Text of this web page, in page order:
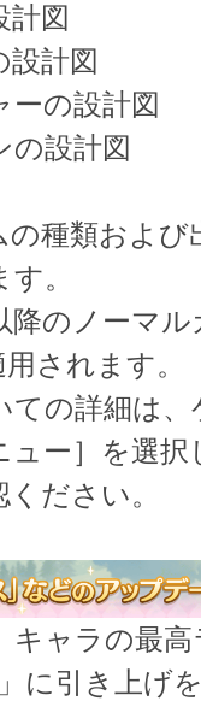
計図
設計図
ーの設計図
の設計図
種類および
。
降のノーマ
されます。
の詳細は、
ー］を選択
ださい。
キャラの最
に引き上げ